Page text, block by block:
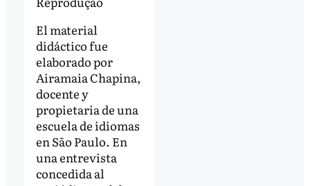
El material
didáctico fue
elaborado por
Airamaia Chapina,
docente y
propietaria de una
escuela de idiomas
en São Paulo. En
una entrevista
concedida al